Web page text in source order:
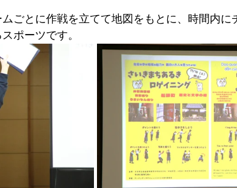
ごとに作戦を立てて地図をもとに、時間内に
ポーツです。